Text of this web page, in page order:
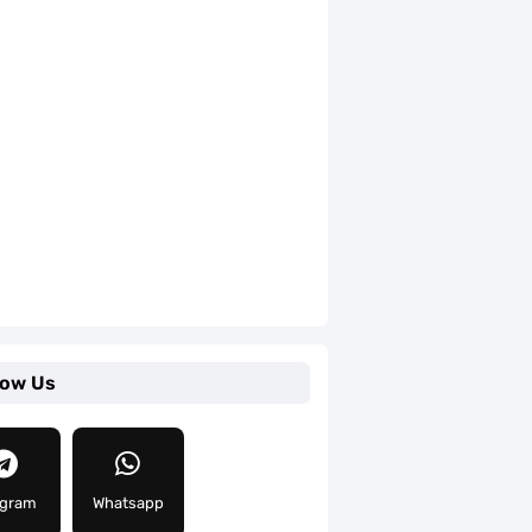
Us
Whatsapp